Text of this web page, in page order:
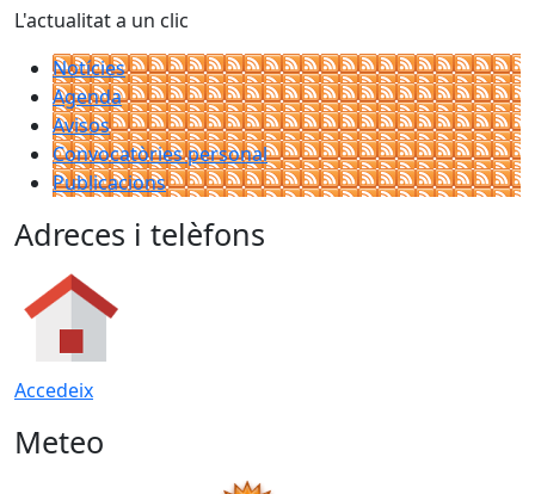
L'actualitat a un clic
Notícies
Agenda
Avisos
Convocatòries personal
Publicacions
Adreces i telèfons
Accedeix
Meteo